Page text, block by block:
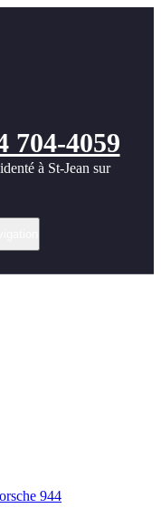
704-4059
à St-Jean sur
944